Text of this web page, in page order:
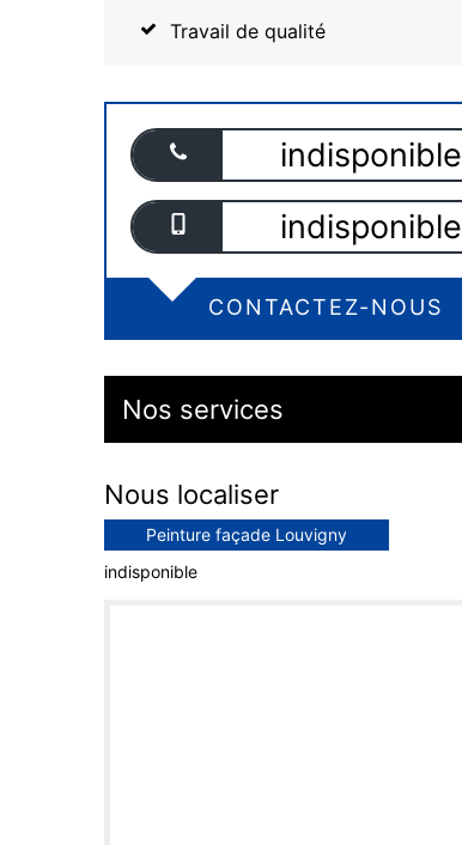
Travail de qualité
indisponible
indisponible
CONTACTEZ-NOUS
Nos services
Nous localiser
Peinture façade Louvigny
indisponible